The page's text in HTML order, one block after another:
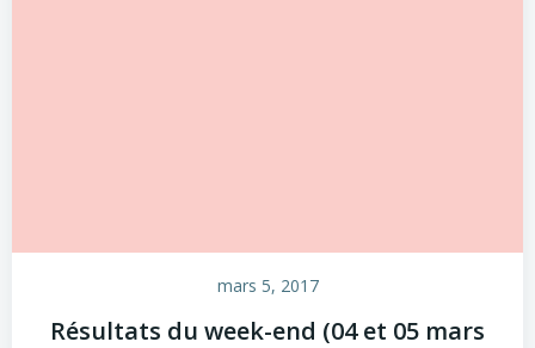
mars 5, 2017
Résultats du week-end (04 et 05 mars